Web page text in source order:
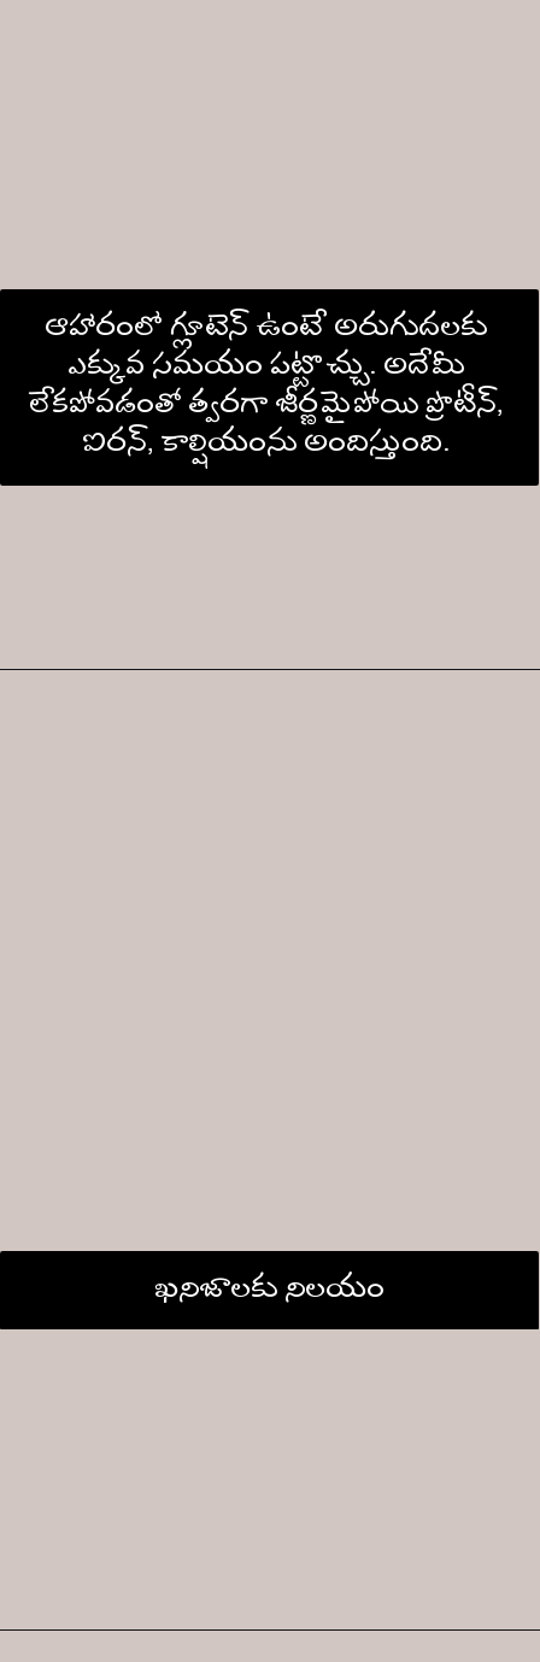
ఆహారంలో గ్లూటెన్ ఉంటే అరుగుదలకు
ఎక్కువ సమయం పట్టొచ్చు. అదేమీ
లేకపోవడంతో త్వరగా జీర్ణమైపోయి ప్రొటీన్,
ఐరన్, కాల్షియంను అందిస్తుంది.
ఖనిజాలకు నిలయం